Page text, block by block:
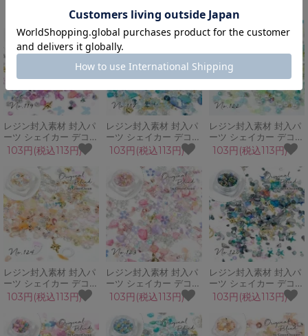
シェル ビジュー ビーズ
オリジナルブレンド♪
スト 蝶 春 シェル アク
GreenOceanオリジナ
ルブレンド♪
つぶガラス メタルパー
ツ GreenOceanオリジ
ナルブレンド♪
レジン封入素材 封入パ
ーツ シェイカー デコパ
ーツ ベリーダンス 蝶
十字星 ダイヤ シェル
粒ガラス ホログラム
GreenOceanオリジナ
ルブレンド♪
103円(税込113円)
レジン封入素材 封入パ
ーツ シェイカー デコパ
ーツ 海のきらめき マリ
ン 海 亀 夏 シェル 熱帯
魚 ガラスカレット
GreenOceanオリジナ
ルブレンド♪
103円(税込113円)
レジン封入素材 封入パ
ーツ シェイカー デコパ
ーツ フェアリー 花 粒
ガラス 穴無しパール ビ
ジュー GreenOceanオ
リジナルブレンド♪
103円(税込113円)
レジン封入素材 封入パ
ーツ シェイカー デコパ
ーツ 天使の足跡 星 ベ
ビー ハート エンジェル
赤ちゃん GreenOcean
オリジナルブレンド♪
103円(税込113円)
レジン封入素材 封入パ
ーツ シェイカー デコパ
ーツ フェミニンフラワ
ー 花 蝶 春 ガラスブリ
オン ビジュー
GreenOceanオリジナ
103円(税込113円)
レジン封入素材 封入パ
ーツ シェイカー デコパ
ーツ セイレーン人魚 鱗
うろこ 月 十字星 夜 ホ
ロ メタルパーツ
GreenOceanオリジナ
103円(税込113円)